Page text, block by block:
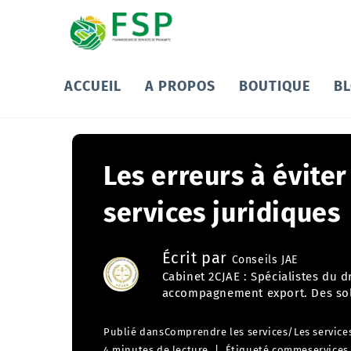
ACCUEIL A PROPOS BOUTIQUE
Les erreurs à
services juridiques
Écrit par Conseils JAE
Cabinet 2CJAE : Spécialistes
accompagnement export. Des
Publié dansComprendre les services/ Les